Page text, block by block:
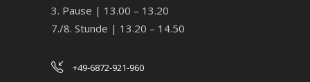
3. Pause | 13.00 – 13.20
7./8. Stunde | 13.20 – 14.50
+49-6872-921-960